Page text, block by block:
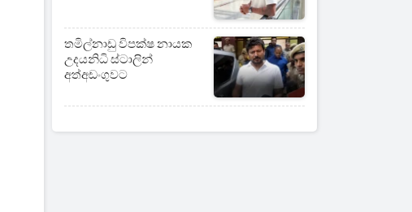
තමිල්නාඩු විපක්ෂ නායක
උදයනිධි ස්ටාලින්
අත්අඩංගුවට